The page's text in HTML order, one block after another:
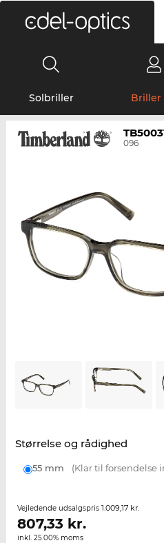
Solbriller Briller
096
Størrelse og rådighed
55 mm (Klar til forsendelse
Vejledende udsalgspris 1.009,17 kr.
807,33 kr.
inkl. 25.00% moms